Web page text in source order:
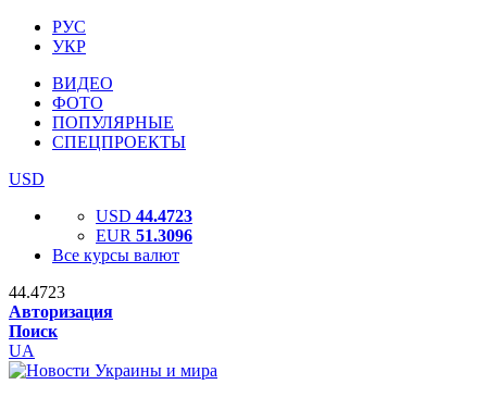
РУС
УКР
ВИДЕО
ФОТО
ПОПУЛЯРНЫЕ
СПЕЦПРОЕКТЫ
USD
USD 44.4723
EUR 51.3096
Все курсы валют
44.4723
Авторизация
Поиск
UA